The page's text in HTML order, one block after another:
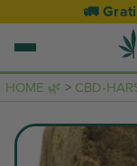
🚛
0 artikel
HOME 🌿 > CBD-